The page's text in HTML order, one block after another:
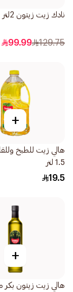
نادك زيت زيتون 2لتر
129.75
99.99
+
هالي زيت للطبخ
1.5 لتر
19.5
+
هالي زيت زيتون بكر